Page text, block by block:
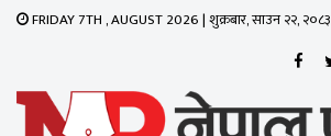
FRIDAY 7TH , AUGUST 2026 | शुक्रबार, साउन २२, २०८३